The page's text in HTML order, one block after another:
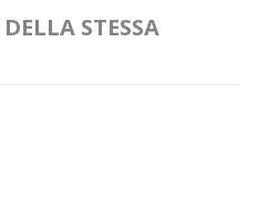
STESSA